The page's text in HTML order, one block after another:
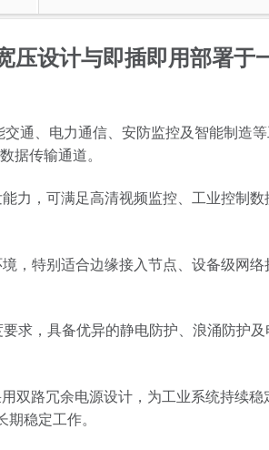
压设计与即插即用部署于
通、电力通信、安防监控及智能制造
据传输通道。
力，可满足高清视频监控、工业控制
，特别适合边缘接入节点、设备级网
求，具备优异的静电防护、浪涌防护
双路冗余电源设计，为工业系统持续稳
稳定工作。